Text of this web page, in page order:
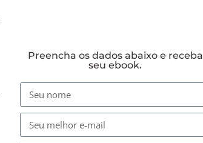
Preencha os dados abaixo e receba
seu ebook.